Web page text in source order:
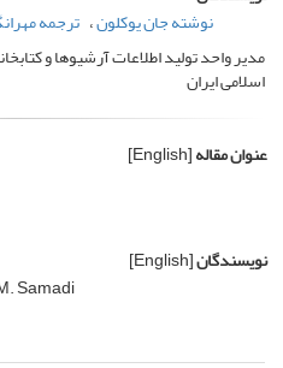
نوشته جان یوکلون ترجمه
مدیر واحد تولید اطلاعات آرشیوها و
اسلامی ایران
عنوان مقاله[English]
نویسندگان[English]
Samadi